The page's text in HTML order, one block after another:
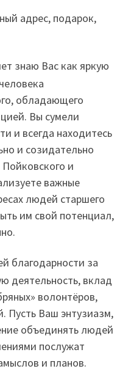
адрес, подарок,
знаю Вас как яркую
обладающего
Вы сумели
и всегда находитесь
и созидательно
и
важные
людей старшего
им свой потенциал,
благодарности за
деятельность, вклад
волонтёров,
Пусть Ваш энтузиазм,
объединять людей
послужат
и планов.